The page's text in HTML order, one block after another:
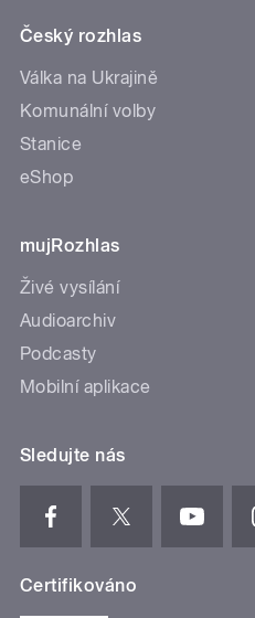
Český rozhlas
Válka na Ukrajině
Komunální volby
Stanice
eShop
mujRozhlas
Živé vysílání
Audioarchiv
Podcasty
Mobilní aplikace
Sledujte nás
Certifikováno